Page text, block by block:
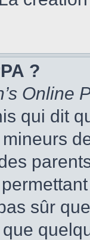
?
Online
qui dit
sûr